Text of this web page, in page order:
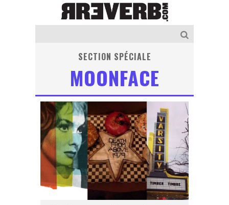
SECTION SPÉCIALE
MOONFACE